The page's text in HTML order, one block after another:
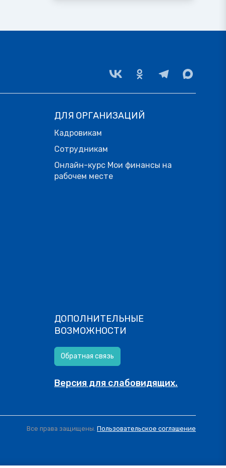
ДЛЯ ОРГАНИЗАЦИЙ
Кадровикам
Сотрудникам
Онлайн-курс Мои финансы на
рабочем месте
ДОПОЛНИТЕЛЬНЫЕ
ВОЗМОЖНОСТИ
Обратная связь
Версия для слабовидящих.
Все права защищены. Пользовательское соглашение